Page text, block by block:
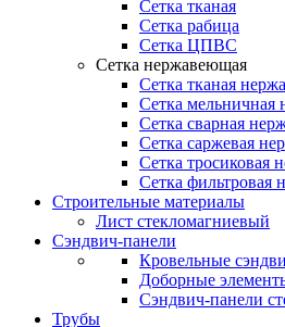
Сетка тканая
Сетка рабица
Сетка ЦПВС
Сетка нержавеющая
Сетка тканая
Сетка мельничная
Сетка сварная
Сетка саржевая
Сетка тросиковая
Сетка фильтровая
Строительные материалы
Лист стекломагниевый
Сэндвич-панели
Кровельные
Доборные
Сэндвич-панели
Трубы